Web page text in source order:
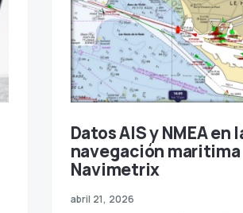
Datos AIS y NMEA en
navegación maritima
Navimetrix
abril 21, 2026